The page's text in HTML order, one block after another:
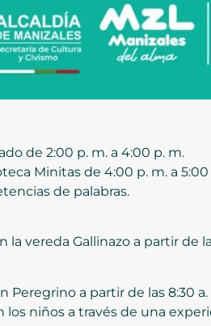
de 2:00 p. m. a 4:00 p. m.
Minitas de 4:00 p. m. a
de palabras.
vereda Gallinazo a partir de
Peregrino a partir de las 8:30
los niños a través de una